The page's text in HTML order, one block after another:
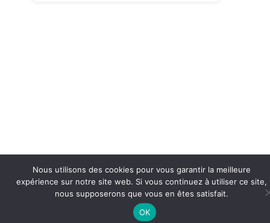
Nous utilisons des cookies pour vous garantir la meilleure
expérience sur notre site web. Si vous continuez à utiliser ce site,
nous supposerons que vous en êtes satisfait.
OK